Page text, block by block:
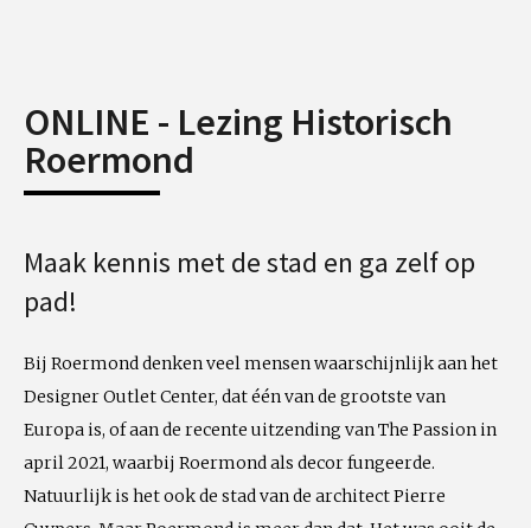
ONLINE - Lezing Historisch
Roermond
Maak kennis met de stad en ga zelf op
pad!
Bij Roermond denken veel mensen waarschijnlijk aan het
Designer Outlet Center, dat één van de grootste van
Europa is, of aan de recente uitzending van The Passion in
april 2021, waarbij Roermond als decor fungeerde.
Natuurlijk is het ook de stad van de architect Pierre